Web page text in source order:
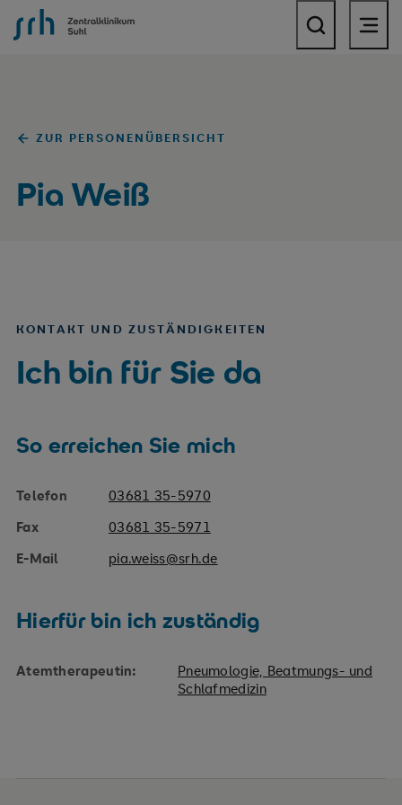
SRH Zentralklinikum Suhl
ZUR PERSONENÜBERSICHT
Pia Weiß
KONTAKT UND ZUSTÄNDIGKEITEN
Ich bin für Sie da
So erreichen Sie mich
Telefon
03681 35-5970
Fax
03681 35-5971
E-Mail
pia.weiss@srh.de
Hierfür bin ich zuständig
Atemtherapeutin:
Pneumologie, Beatmungs- und
Schlafmedizin